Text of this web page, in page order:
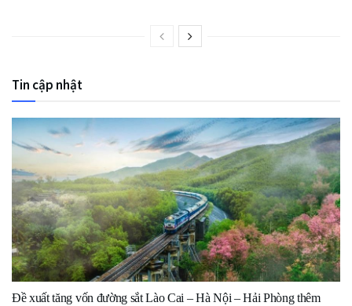
Tin cập nhật
Đề xuất tăng vốn đường sắt Lào Cai – Hà Nội – Hải Phòng thêm